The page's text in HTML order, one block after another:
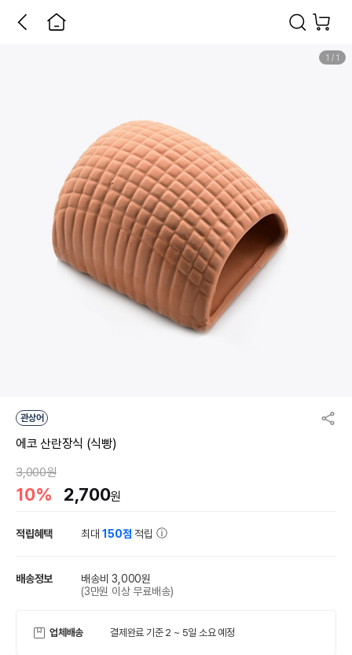
1 / 1
관상어
에코 산란장식 (식빵)
3,000원
10% 2,700원
적립혜택 최대150점 적립
배송정보
배송비 3,000원
(3만원 이상 무료배송)
업체배송 결제완료 기준 2 ~ 5일 소요 예정